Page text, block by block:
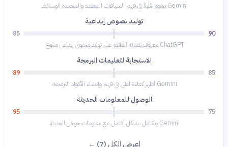
Gemini يتفوق قليلاً في فهم السياقات المعقدة والمتعددة الوسائط.
توليد نصوص إبداعية
90
85
ChatGPT معروف بقدرته الفائقة على توليد محتوى إبداعي متنوع.
الاستجابة لتعليمات البرمجة
85
89
Gemini أظهر كفاءة أعلى في فهم وإنشاء الأكواد البرمجية.
الوصول للمعلومات الحديثة
75
95
Gemini يتكامل بشكل أفضل مع معلومات جوجل الحديثة.
اعرض الكل (7) ←